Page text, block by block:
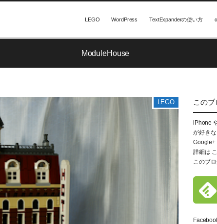
LEGO WordPress TextExpanderの使い方
ModuleHouse
LEGO このブ
iPhone
が好きな
Google+
詳細は
このブ